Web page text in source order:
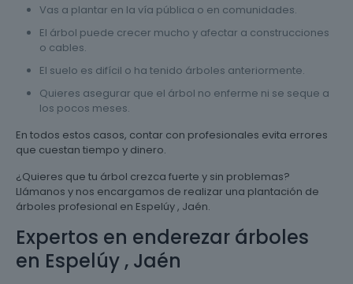
Vas a plantar en la vía pública o en comunidades.
El árbol puede crecer mucho y afectar a construcciones
o cables.
El suelo es difícil o ha tenido árboles anteriormente.
Quieres asegurar que el árbol no enferme ni se seque a
los pocos meses.
En todos estos casos, contar con profesionales evita errores
que cuestan tiempo y dinero.
¿Quieres que tu árbol crezca fuerte y sin problemas?
Llámanos y nos encargamos de realizar una plantación de
árboles profesional en Espelúy , Jaén.
Expertos en enderezar árboles
en Espelúy , Jaén